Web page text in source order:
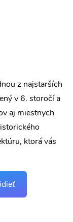
z najstarších
v 6. storočí a
aj miestnych
ktorá vás